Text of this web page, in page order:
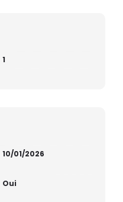
1
10/01/2026
Oui